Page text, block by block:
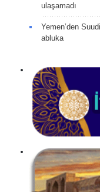
ulaşamadı
Yemen’den
abluka